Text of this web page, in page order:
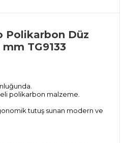
Polikarbon Düz
TG9133
polikarbon malzeme.
tutuş sunan modern ve